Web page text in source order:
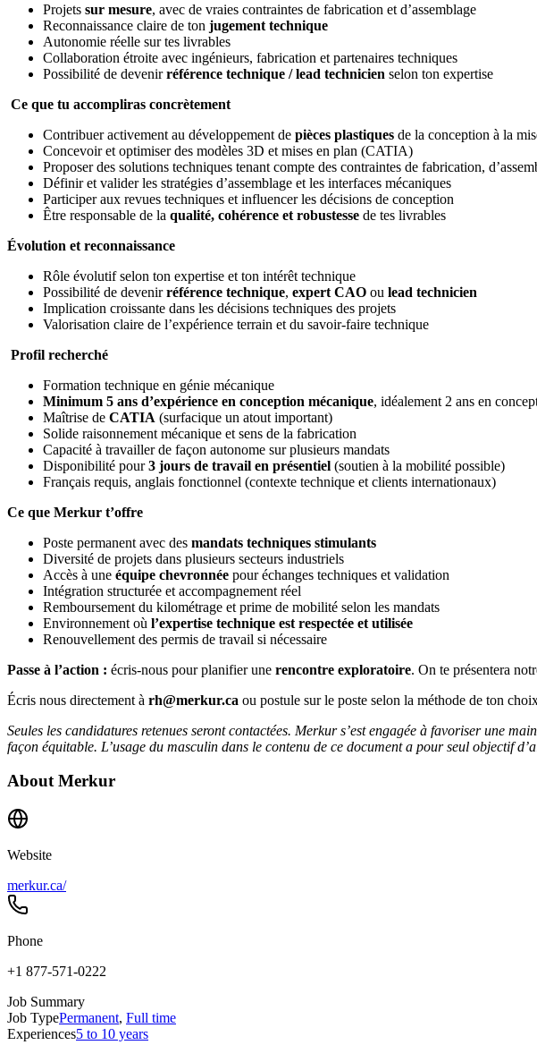
Projets sur mesure, avec de vraies contraintes de fabrication et d’assemblage
Reconnaissance claire de ton jugement technique
Autonomie réelle sur tes livrables
Collaboration étroite avec ingénieurs, fabrication et partenaires techniques
Possibilité de devenirréférence technique / lead technicien selon ton expertise
Ce que tu accompliras concrètement
Contribuer activement au développement de pièces plastiques de la conception à la
Concevoir et optimiser des modèles 3D et mises en plan (CATIA)
Proposer des solutions techniques tenant compte des contraintes de fabrication,
Définir et valider les stratégies d’assemblage et les interfaces mécaniques
Participer aux revues techniques et influencer les décisions de conception
Être responsable de la qualité, cohérence et robustesse de tes livrables
Évolution et reconnaissance
Rôle évolutif selon ton expertise et ton intérêt technique
Possibilité de devenirréférence technique, expert CAO ou lead technicien
Implication croissante dans les décisions techniques des projets
Valorisation claire de l’expérience terrain et du savoir-faire technique
Profil recherché
Formation technique en génie mécanique
Minimum 5 ans d’expérience en conception mécanique, idéalement 2 ans en
Maîtrise de CATIA (surfacique un atout important)
Solide raisonnement mécanique et sens de la fabrication
Capacité à travailler de façon autonome sur plusieurs mandats
Disponibilité pour3 jours de travail en présentiel (soutien à la mobilité possible)
Français requis, anglais fonctionnel (contexte technique et clients internationaux)
Ce que Merkur t’offre
Poste permanent avec des mandats techniques stimulants
Diversité de projets dans plusieurs secteurs industriels
Accès à une équipe chevronnée pour échanges techniques et validation
Intégration structurée et accompagnement réel
Remboursement du kilométrage et prime de mobilité selon les mandats
Environnement où l’expertise technique est respectée et utilisée
Renouvellement des permis de travail si nécessaire
Passe à l’action : écris-nous pour planifier une rencontre exploratoire. On te présentera
Écris nous directement à rh@merkur.ca ou postule sur le poste selon la méthode de ton
Seules les candidatures retenues seront contactées. Merkur s’est engagée à favoriser une
façon équitable. L’usage du masculin dans le contenu de ce document a pour seul objectif
About Merkur
Website
merkur.ca/
Phone
+1 877-571-0222
Job Summary
Job TypePermanent, Full time
Experiences5 to 10 years